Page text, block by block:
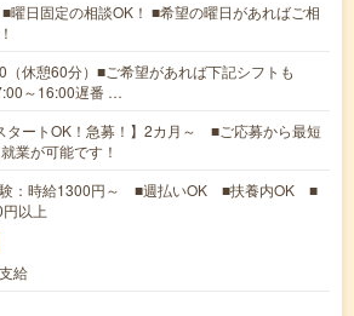
曜日固定の相談OK！ ■希望の曜日があればご相
（休憩60分）■ご希望があれば下記シフトも
～16:00遅番 …
タートOK！急募！】2カ月～ ■ご応募から最短
業が可能です！
験：時給1300円～ ■週払いOK ■扶養内OK ■
以上
給